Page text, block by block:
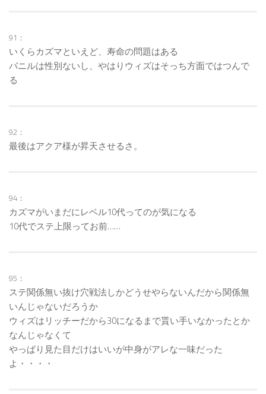
91：
いくらカズマといえど、寿命の問題はある
バニルは性別ないし、やはりウィズはそっち方面ではつんで
る
92：
最後はアクア様が昇天させるさ。
94：
カズマがいまだにレベル10代ってのが気になる
10代でステ上限ってお前……
95：
ステ関係無い抜け穴戦法しかどうせやらないんだから関係無
いんじゃないだろうか
ウィズはリッチーだから30になるまで貰い手いなかったとか
なんじゃなくて
やっぱり見た目だけはいいが中身がアレな一味だった
よ・・・・